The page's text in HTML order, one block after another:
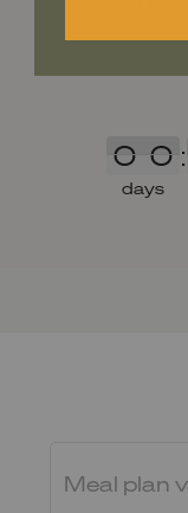
days
0
0 0
0 :
Meal plan